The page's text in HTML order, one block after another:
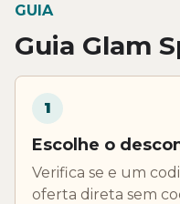
GUIA
Guia Glam
1
Escolhe o
Verifica se e um
oferta direta sem